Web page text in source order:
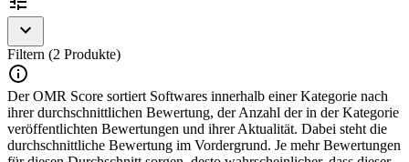
Filtern (2 Produkte)
Der OMR Score sortiert Softwares innerhalb einer Kategorie nach
ihrer durchschnittlichen Bewertung, der Anzahl der in der Kategorie
veröffentlichten Bewertungen und ihrer Aktualität. Dabei steht die
durchschnittliche Bewertung im Vordergrund. Je mehr Bewertungen